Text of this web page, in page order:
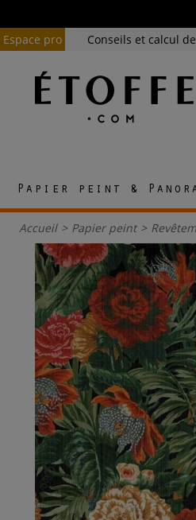
Espace pro
Conseils et calcul
Papier peint &
Accueil > Papier peint >